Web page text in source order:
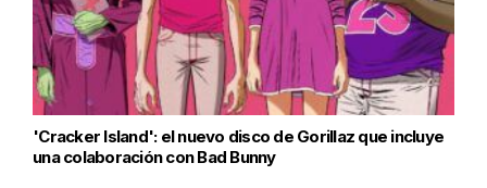
'Cracker Island': el nuevo disco de Gorillaz que incluye
una colaboración con Bad Bunny